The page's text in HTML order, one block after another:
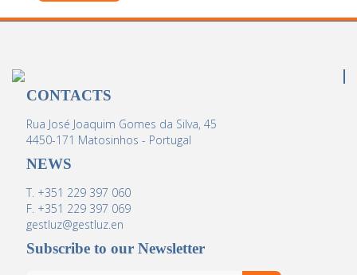
CONTACTS
Rua José Joaquim Gomes da Silva, 45
4450-171 Matosinhos - Portugal
NEWS
T. +351 229 397 060
F. +351 229 397 069
gestluz@gestluz.en
Subscribe to our Newsletter